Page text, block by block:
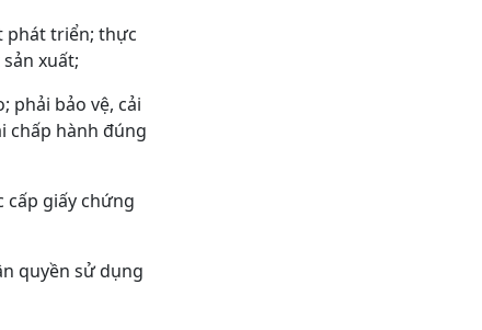
phát triển; thực
xuất;
phải bảo vệ, cải
chấp hành đúng
cấp giấy chứng
quyền sử dụng